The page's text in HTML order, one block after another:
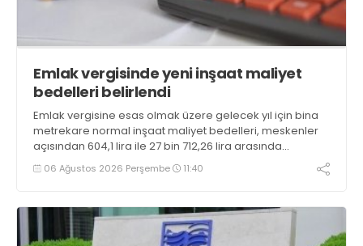
Emlak vergisinde yeni inşaat maliyet
bedelleri belirlendi
Emlak vergisine esas olmak üzere gelecek yıl için bina
metrekare normal inşaat maliyet bedelleri, meskenler
açısından 604,1 lira ile 27 bin 712,26 lira arasında
değişecek
06 Ağustos 2026 Perşembe 11:40